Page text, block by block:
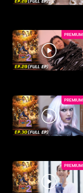
PREMIUM
PREMIUM
PREMIUM